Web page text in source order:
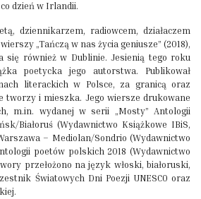
dzień w Irlandii.
dziennikarzem, radiowcem, działaczem
„Tańczą w nas życia geniusze” (2018),
się również w Dublinie. Jesienią tego roku
poetycka jego autorstwa. Publikował
literackich w Polsce, za granicą oraz
tworzy i mieszka. Jego wiersze drukowane
m.in. wydanej w serii „Mosty” Antologii
Białoruś (Wydawnictwo Książkowe IBiS,
– Mediolan/Sondrio (Wydawnictwo
poetów polskich 2018 (Wydawnictwo
przełożono na język włoski, białoruski,
Światowych Dni Poezji UNESCO oraz